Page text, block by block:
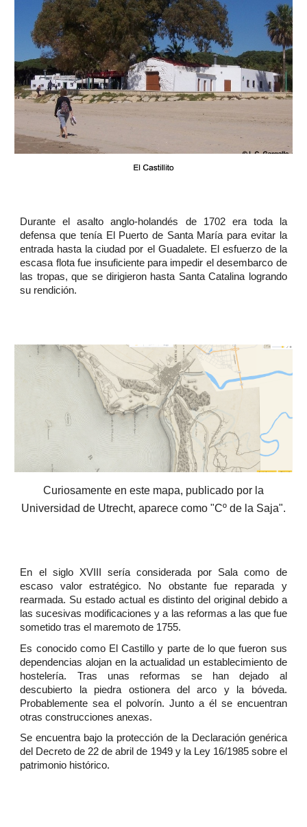
Durante el asalto anglo-holandés de 1702 era toda la
defensa que tenía El Puerto de Santa María para evitar la
entrada hasta la ciudad por el Guadalete. El esfuerzo de la
escasa flota fue insuficiente para impedir el desembarco de
las tropas, que se dirigieron hasta Santa Catalina logrando
su rendición.
Curiosamente en este mapa, publicado por la
Universidad de Utrecht, aparece como "Cº de la Saja".
En el siglo XVIII sería considerada por Sala como de
escaso valor estratégico. No obstante fue reparada y
rearmada. Su estado actual es distinto del original debido a
las sucesivas modificaciones y a las reformas a las que fue
sometido tras el maremoto de 1755.
Es conocido como El Castillo y parte de lo que fueron sus
dependencias alojan en la actualidad un establecimiento de
hostelería. Tras unas reformas se han dejado al
descubierto la piedra ostionera del arco y la bóveda.
Probablemente sea el polvorín. Junto a él se encuentran
otras construcciones anexas.
Se encuentra bajo la protección de la Declaración genérica
del Decreto de 22 de abril de 1949 y la Ley 16/1985 sobre el
patrimonio histórico.